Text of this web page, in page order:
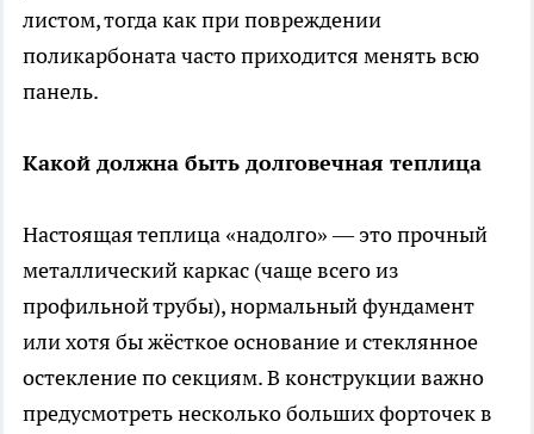
листом, тогда как при повреждении
поликарбоната часто приходится менять всю
панель.
Какой должна быть долговечная теплица
Настоящая теплица «надолго» — это прочный
металлический каркас (чаще всего из
профильной трубы), нормальный фундамент
или хотя бы жёсткое основание и стеклянное
остекление по секциям. В конструкции важно
предусмотреть несколько больших форточек в